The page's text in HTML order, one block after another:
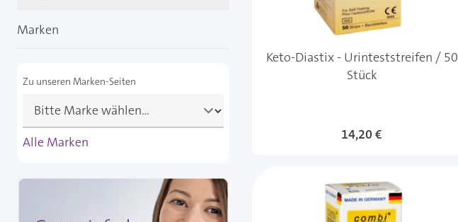
Keto-Diastix - Urinteststreifen / 50
Stück
14,20 €
Marken
Zu unseren Marken-Seiten
Alle Marken